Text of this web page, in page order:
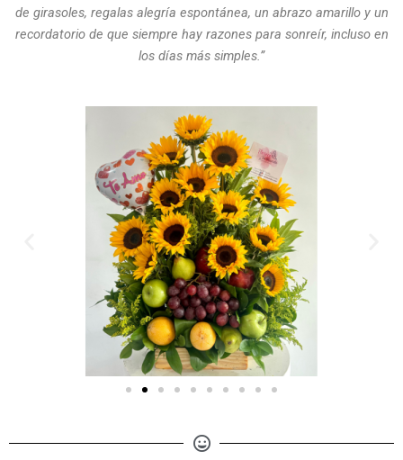
de girasoles, regalas alegría espontánea, un abrazo amarillo y un
recordatorio de que siempre hay razones para sonreír, incluso en
los días más simples.”